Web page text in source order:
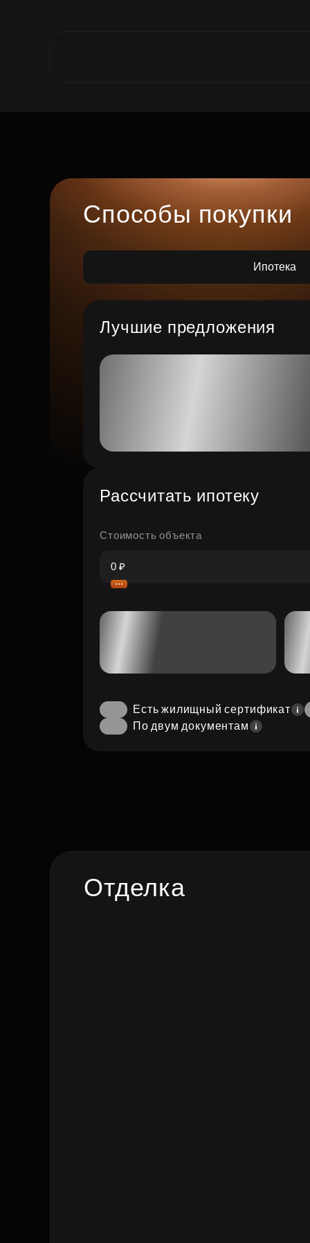
Способы покупки
Ипотека
Лучшие предложения
Рассчитать ипотеку
Стоимость объекта
Есть жилищный сертификат
По двум документам
Отделка